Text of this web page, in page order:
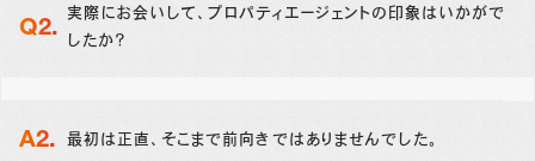
実際にお会いして、プロパティエージェントの印象はいかがで
したか？
最初は正直、そこまで前向きではありませんでした。